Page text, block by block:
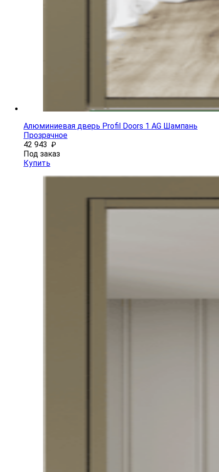
Алюминиевая дверь Profil Doors 1 AG Шампань
Прозрачное
42 943 ₽
Под заказ
Купить